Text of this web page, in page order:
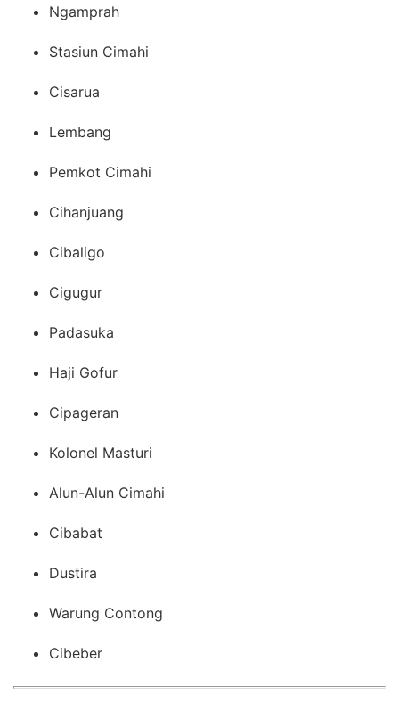
Ngamprah
Stasiun Cimahi
Cisarua
Lembang
Pemkot Cimahi
Cihanjuang
Cibaligo
Cigugur
Padasuka
Haji Gofur
Cipageran
Kolonel Masturi
Alun-Alun Cimahi
Cibabat
Dustira
Warung Contong
Cibeber